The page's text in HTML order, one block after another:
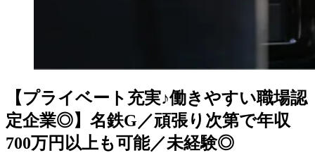
【プライベート充実♪働きやすい職場認
定企業◎】名鉄G／頑張り次第で年収
700万円以上も可能／未経験◎